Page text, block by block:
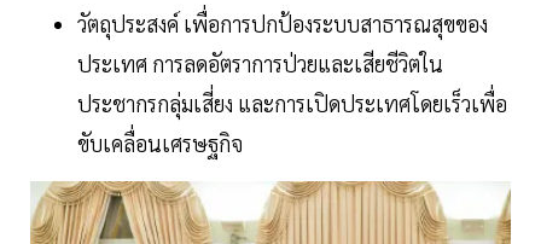
วัตถุประสงค์ เพื่อการปกป้องระบบสาธารณสุขของ
ประเทศ การลดอัตราการป่วยและเสียชีวิตใน
ประชากรกลุ่มเสี่ยง และการเปิดประเทศโดยเร็วเพื่อ
ขับเคลื่อนเศรษฐกิจ